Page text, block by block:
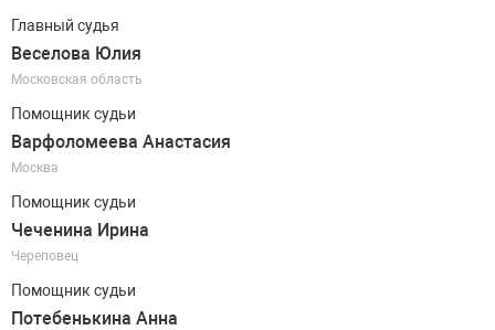
Главный судья
Веселова Юлия
Московская область
Помощник судьи
Варфоломеева Анастасия
Москва
Помощник судьи
Чеченина Ирина
Череповец
Помощник судьи
Потебенькина Анна